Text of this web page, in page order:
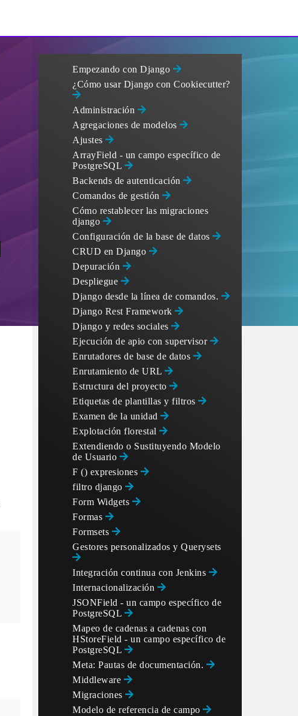
Empezando con Django
¿Cómo usar Django con Cookiecutter?
Administración
Agregaciones de modelos
Ajustes
ArrayField - un campo específico de
PostgreSQL
Backends de autenticación
Comandos de gestión
Cómo restablecer las migraciones
django
Configuración de la base de datos
CRUD en Django
Depuración
Despliegue
Django desde la línea de comandos.
Django Rest Framework
Django y redes sociales
Ejecución de apio con supervisor
Enrutadores de base de datos
Enrutamiento de URL
Estructura del proyecto
Etiquetas de plantillas y filtros
Examen de la unidad
Explotación florestal
Extendiendo o Sustituyendo Modelo
de Usuario
F () expresiones
filtro django
Form Widgets
Formas
Formsets
Gestores personalizados y Querysets
Integración continua con Jenkins
Internacionalización
JSONField - un campo específico de
PostgreSQL
Mapeo de cadenas a cadenas con
HStoreField - un campo específico de
PostgreSQL
Meta: Pautas de documentación.
Middleware
Migraciones
Modelo de referencia de campo